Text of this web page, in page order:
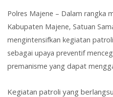
Polres Majene – Dalam rangka
Kabupaten Majene, Satuan
mengintensifkan kegiatan
sebagai upaya preventif
premanisme yang dapat
Kegiatan patroli yang